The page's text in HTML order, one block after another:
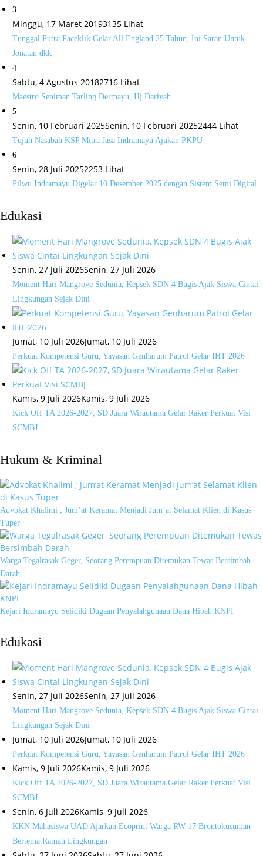
3
Minggu, 17 Maret 20193135 Lihat
Tunggal Putra Paceklik Gelar All England 25 Tahun, Ini Saran Untuk
Jonatan dkk
4
Sabtu, 4 Agustus 20182716 Lihat
Maestro Seniman Tarling Dermayu, Hj Dariyah
5
Senin, 10 Februari 2025Senin, 10 Februari 20252444 Lihat
Tujuh Nasabah KSP Mitra Jasa Indramayu Ajukan PKPU
6
Senin, 28 Juli 20252253 Lihat
Pilwu Indramayu Digelar 10 Desember 2025 dengan Sistem Semi Digital
Edukasi
Senin, 27 Juli 2026Senin, 27 Juli 2026
Moment Hari Mangrove Sedunia, Kepsek SDN 4 Bugis Ajak Siswa Cintai
Lingkungan Sejak Dini
Jumat, 10 Juli 2026Jumat, 10 Juli 2026
Perkuat Kompetensi Guru, Yayasan Genharum Patrol Gelar IHT 2026
Kamis, 9 Juli 2026Kamis, 9 Juli 2026
Kick Off TA 2026-2027, SD Juara Wirautama Gelar Raker Perkuat Visi
SCMBJ
Hukum & Kriminal
Advokat Khalimi ; Jum’at Keramat Menjadi Jum’at Selamat Klien di Kasus
Tuper
Warga Tegalrasak Geger, Seorang Perempuan Ditemukan Tewas Bersimbah
Darah
Kejari Indramayu Selidiki Dugaan Penyalahgunaan Dana Hibah KNPI
Edukasi
Senin, 27 Juli 2026Senin, 27 Juli 2026
Moment Hari Mangrove Sedunia, Kepsek SDN 4 Bugis Ajak Siswa Cintai
Lingkungan Sejak Dini
Jumat, 10 Juli 2026Jumat, 10 Juli 2026
Perkuat Kompetensi Guru, Yayasan Genharum Patrol Gelar IHT 2026
Kamis, 9 Juli 2026Kamis, 9 Juli 2026
Kick Off TA 2026-2027, SD Juara Wirautama Gelar Raker Perkuat Visi
SCMBJ
Senin, 6 Juli 2026Kamis, 9 Juli 2026
KKN Mahasiswa UAD Ajarkan Ecoprint Warga RW 17 Brontokusuman
Bertema Ramah Lingkungan